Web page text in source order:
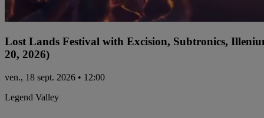
Lost Lands Festival with Excision, Subtronics,
20, 2026)
ven., 18 sept. 2026 • 12:00
Legend Valley